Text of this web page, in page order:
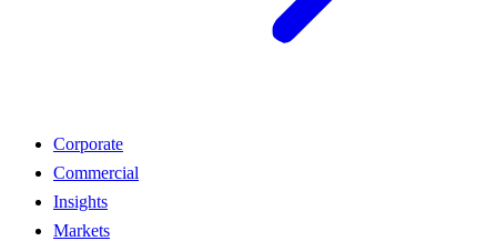
Corporate
Commercial
Insights
Markets